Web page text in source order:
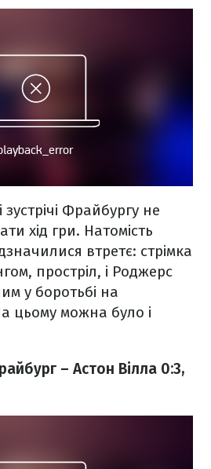
Фрайбургу не
хід гри. Натомість
втретє: стрімка
простріл, і Роджерс
у боротьбі на
цьому можна було і
– Астон Вілла 0:3,